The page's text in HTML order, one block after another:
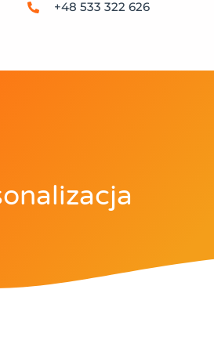
+48 533 322 626